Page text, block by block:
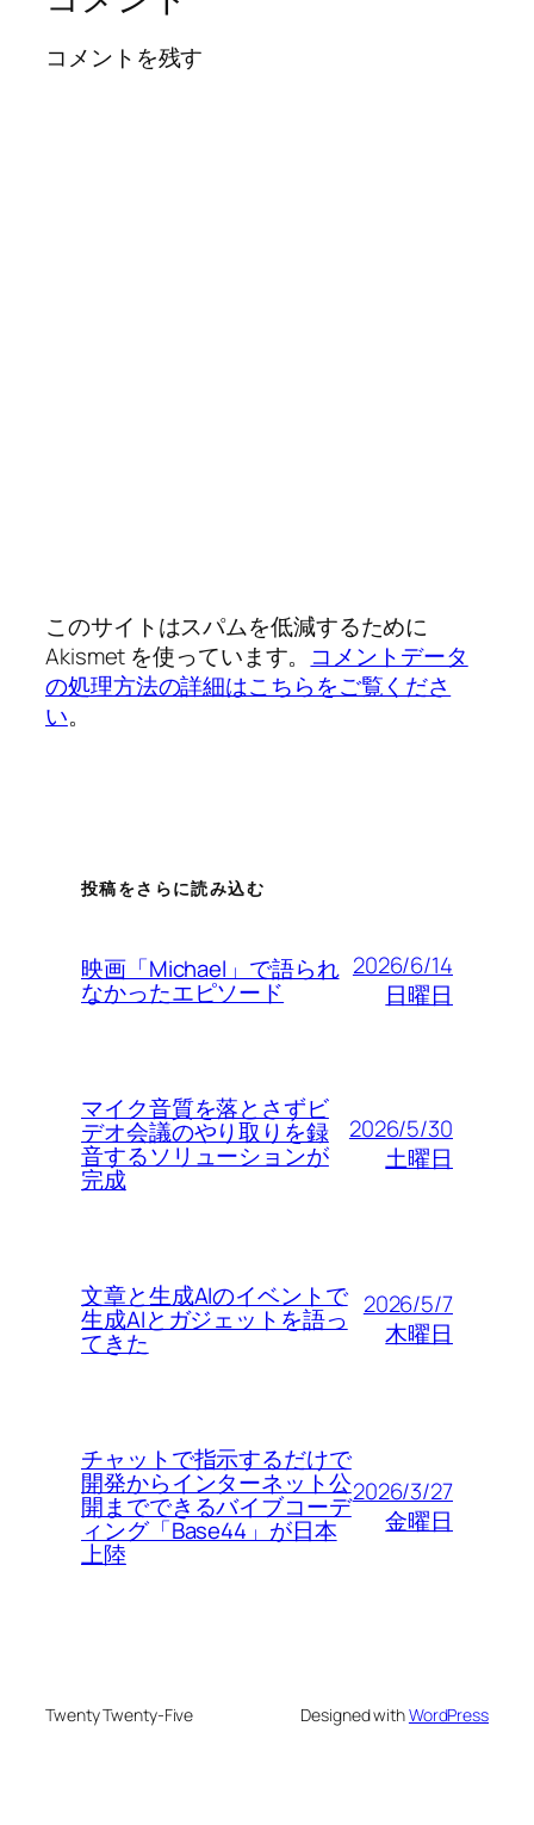
コメントを残す
このサイトはスパムを低減するために
Akismet を使っています。 コメントデータ
の処理方法の詳細はこちらをご覧くださ
い。
投稿をさらに読み込む
映画「Michael」で語られ
なかったエピソード
2026/6/14
日曜日
マイク音質を落とさずビ
デオ会議のやり取りを録
音するソリューションが
完成
2026/5/30
土曜日
文章と生成AIのイベントで
生成AIとガジェットを語っ
てきた
2026/5/7
木曜日
チャットで指示するだけで
開発からインターネット公
開までできるバイブコーデ
ィング「Base44」が日本
上陸
2026/3/27
金曜日
Twenty Twenty-Five Designed withWordPress